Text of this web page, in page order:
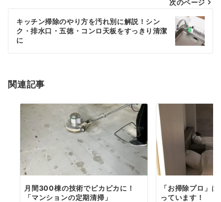
ビ
ゲ
ー
ョ
ン
次のページ
キッチン掃除のやり方を汚れ別に解説！シン
ク・排水口・五徳・コンロ天板をすっきり清潔
に
関連記事
月間300棟の技術でピカピカに！
「マンションの定期清掃」
「お掃除プロ」
っています！